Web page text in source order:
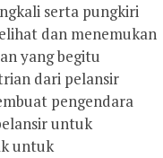
serta pungkiri
dan menemukan
yang begitu
dari pelansir
pengendara
untuk
untuk